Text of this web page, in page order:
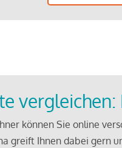
können Sie online
greift Ihnen dabei gern